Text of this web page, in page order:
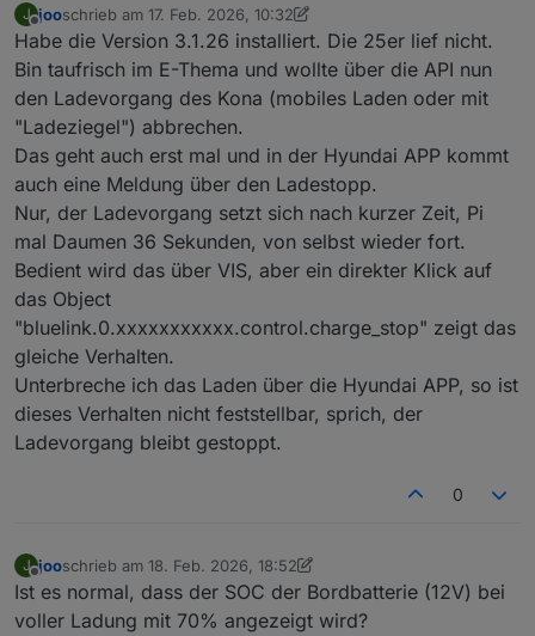
J
Offline
jooschrieb am 17. Feb. 2026, 10:32
zuletzt editiert von joo
Habe die Version 3.1.26 installiert. Die 25er lief nicht.
Bin taufrisch im E-Thema und wollte über die API nun
den Ladevorgang des Kona (mobiles Laden oder mit
"Ladeziegel") abbrechen.
Das geht auch erst mal und in der Hyundai APP kommt
auch eine Meldung über den Ladestopp.
Nur, der Ladevorgang setzt sich nach kurzer Zeit, Pi
mal Daumen 36 Sekunden, von selbst wieder fort.
Bedient wird das über VIS, aber ein direkter Klick auf
das Object
"bluelink.0.xxxxxxxxxxx.control.charge_stop" zeigt das
gleiche Verhalten.
Unterbreche ich das Laden über die Hyundai APP, so ist
dieses Verhalten nicht feststellbar, sprich, der
Ladevorgang bleibt gestoppt.
0
J jooschrieb am 18. Feb. 2026, 18:52
zuletzt editiert von joo
Ist es normal, dass der SOC der Bordbatterie (12V) bei
voller Ladung mit 70% angezeigt wird?